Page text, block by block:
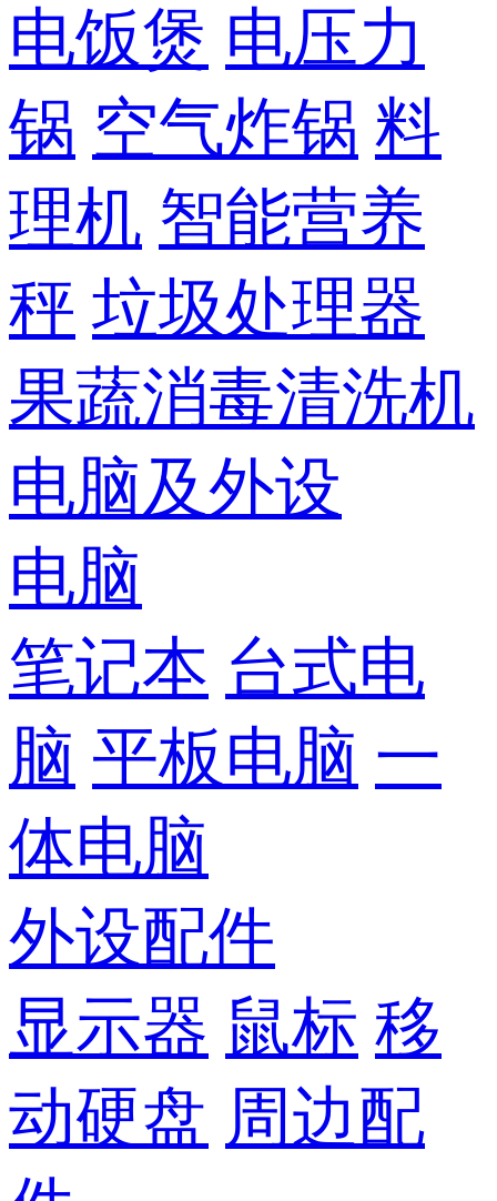
电饭煲 电压力
锅 空气炸锅 料
理机 智能营养
秤 垃圾处理器
果蔬消毒清洗机
电脑及外设
电脑
笔记本 台式电
脑 平板电脑 一
体电脑
外设配件
显示器 鼠标 移
动硬盘 周边配